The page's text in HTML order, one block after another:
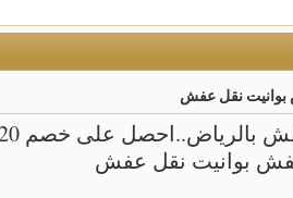
بوانيت نقل عفش